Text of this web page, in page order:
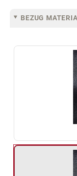
BEZUG